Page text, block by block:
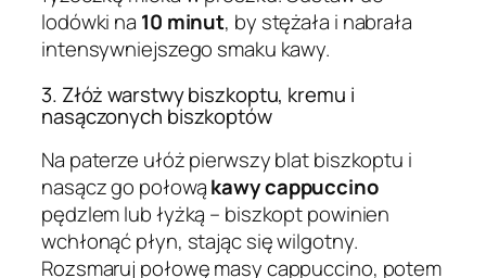
lodówki na 10 minut, by stężała i nabrała
intensywniejszego smaku kawy.
3. Złóż warstwy biszkoptu, kremu i
nasączonych biszkoptów
Na paterze ułóż pierwszy blat biszkoptu i
nasącz go połowąkawy cappuccino
pędzlem lub łyżką – biszkopt powinien
wchłonąć płyn, stając się wilgotny.
Rozsmaruj połowę masy cappuccino, potem